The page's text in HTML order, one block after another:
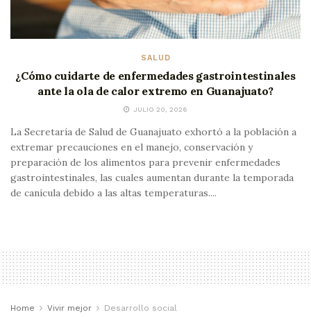
SALUD
¿Cómo cuidarte de enfermedades gastrointestinales
ante la ola de calor extremo en Guanajuato?
JULIO 20, 2026
La Secretaría de Salud de Guanajuato exhortó a la población a
extremar precauciones en el manejo, conservación y
preparación de los alimentos para prevenir enfermedades
gastrointestinales, las cuales aumentan durante la temporada
de canícula debido a las altas temperaturas....
Home Vivir mejor Desarrollo social